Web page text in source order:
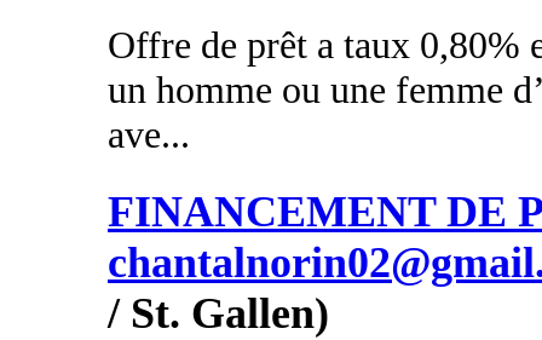
Offre de prêt a taux 0,80%
un homme ou une femme
ave...
FINANCEMENT DE
/ St. Gallen)